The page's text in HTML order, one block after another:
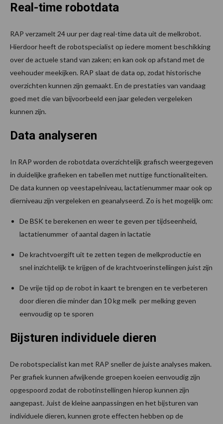
Real-time robotdata
RAP verzamelt 24 uur per dag real-time data uit de melkrobot.
Hierdoor heeft de robotspecialist op iedere moment beschikking
over de actuele stand van zaken; en kan ook op afstand met de
veehouder meekijken. RAP slaat de data op, zodat historische
overzichten kunnen zijn gemaakt. En de prestaties van vandaag
goed met die van bijvoorbeeld een jaar geleden vergeleken
kunnen zijn.
Data analyseren
In RAP worden de robotdata overzichtelijk grafisch weergegeven
in duidelijke grafieken en tabellen met nuttige functionaliteiten.
De data kunnen op veestapelniveau, lactatienummer maar ook op
dierniveau zijn vergeleken en geanalyseerd. Zo is het mogelijk om:
De BSK te berekenen en weer te geven per tijdseenheid,
lactatienummer of aantal dagen in lactatie
De krachtvoergift uit te zetten tegen de melkproductie en
snel inzichtelijk te krijgen of de krachtvoerinstellingen juist zijn
De vrije tijd op de robot in kaart te brengen en te verbeteren
door dieren die minder dan 10 kg melk per melking geven
eenvoudig op te sporen
Bijsturen individuele dieren
De robotspecialist kan met RAP sneller de juiste analyses maken.
Per grafiek kunnen afwijkende groepen koeien eenvoudig zijn
opgespoord zodat de robotinstellingen hierop kunnen zijn
aangepast. Juist de kleine aanpassingen en het bijsturen van
individuele dieren, kunnen grote effecten hebben op de